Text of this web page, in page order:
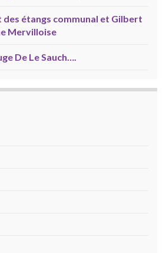
étangs communal et Gilbert
Mervilloise
De Le Sauch….